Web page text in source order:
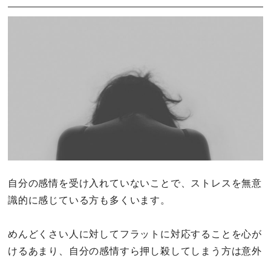
自分の感情を受け入れていないことで、ストレスを無意
識的に感じている方も多くいます。
めんどくさい人に対してフラットに対応することを心が
けるあまり、自分の感情すら押し殺してしまう方は意外